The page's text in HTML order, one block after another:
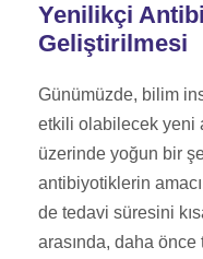
Yenilikçi
Geliştirilmesi
Günümüzde, bilim
etkili olabilecek yeni
üzerinde yoğun bir
antibiyotiklerin
de tedavi süresini
arasında, daha önce